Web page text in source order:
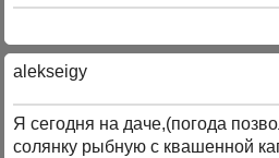
alekseigy
Я сегодня на даче,(погода
солянку рыбную с квашенной